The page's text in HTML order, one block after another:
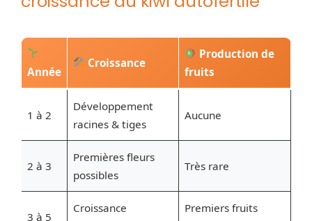
Année
Croissance
Production de
fruits
1 à 2
Développement
racines & tiges
Aucune
2 à 3
Premières fleurs
possibles
Très rare
3 à 5
Croissance
Premiers fruits